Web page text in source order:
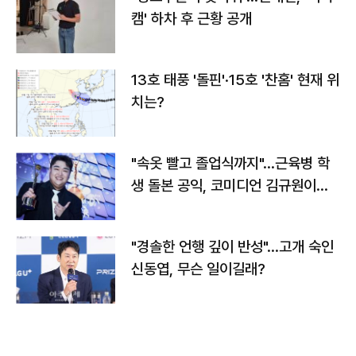
캠' 하차 후 근황 공개
13호 태풍 '돌핀'·15호 '찬홈' 현재 위
치는?
"속옷 빨고 졸업식까지"…근육병 학
생 돌본 공익, 코미디언 김규원이었
"경솔한 언행 깊이 반성"…고개 숙인
신동엽, 무슨 일이길래?